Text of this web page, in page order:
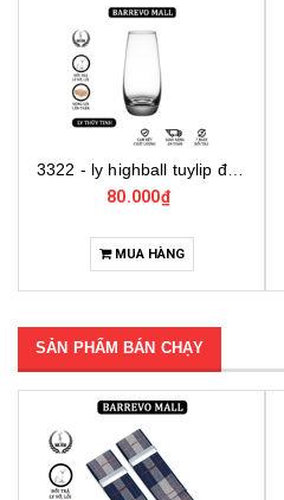
3322 - ly highball tuylip đế dày
80.000₫
MUA HÀNG
SẢN PHẨM BÁN CHẠY